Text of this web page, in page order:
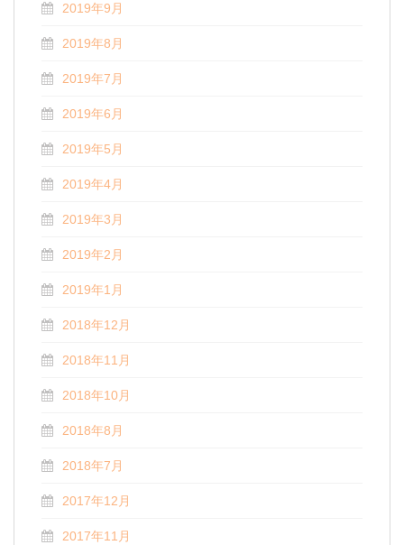
2019年9月
2019年8月
2019年7月
2019年6月
2019年5月
2019年4月
2019年3月
2019年2月
2019年1月
2018年12月
2018年11月
2018年10月
2018年8月
2018年7月
2017年12月
2017年11月